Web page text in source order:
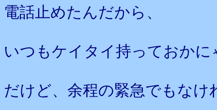
電話止めたんだから、
いつもケイタイ持っておか
だけど、余程の緊急でもな